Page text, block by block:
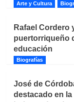
Arte y Cultura
Rafael Cordero
puertorriqueño
educación
Biografías
José de
destacado en